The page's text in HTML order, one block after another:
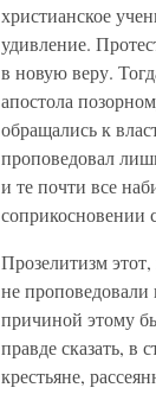
христианское
удивление.
в новую веру.
апостола
обращались к
проповедовал
и те почти все
соприкосновении
Прозелитизм
не проповедовали
причиной этому
правде сказать, в
крестьяне,